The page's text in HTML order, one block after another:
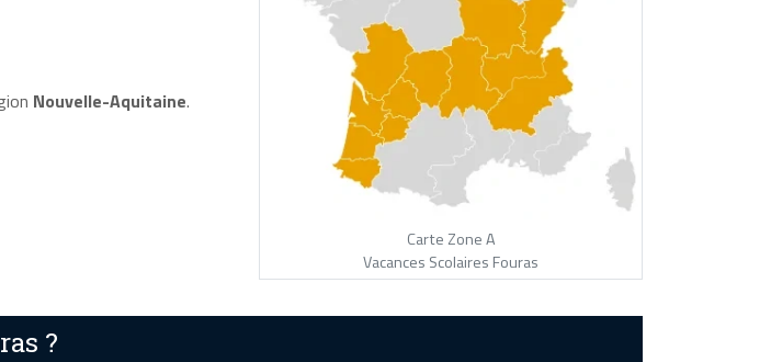
Nouvelle-Aquitaine.
Carte Zone A
Vacances Scolaires Fouras
?